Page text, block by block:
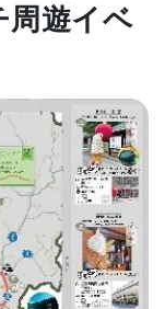
情報募集
周遊イベ